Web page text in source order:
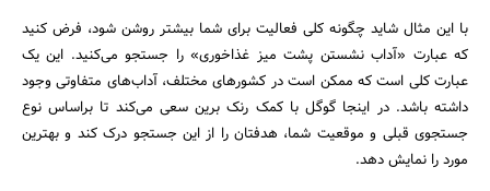
با این مثال شاید چگونه کلی فعالیت برای شما بیشتر روشن شود، فرض کنید
که عبارت «آداب نشستن پشت میز غذاخوری» را جستجو می‌کنید. این یک
عبارت کلی است که ممکن است در کشورهای مختلف، آداب‌های متفاوتی وجود
داشته باشد. در اینجا گوگل با کمک رنک برین سعی می‌کند تا براساس نوع
جستجوی قبلی و موقعیت شما، هدفتان را از این جستجو درک کند و بهترین
مورد را نمایش دهد.